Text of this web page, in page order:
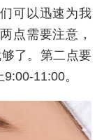
可以迅速为我
点需要注意，
了。第二点要
11:00。